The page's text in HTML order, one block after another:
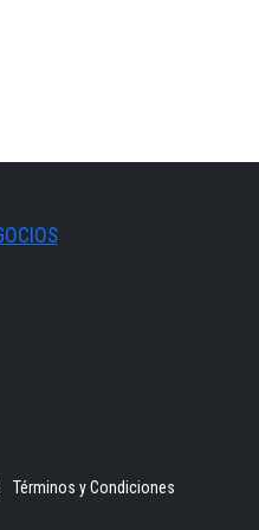
Términos y Condiciones